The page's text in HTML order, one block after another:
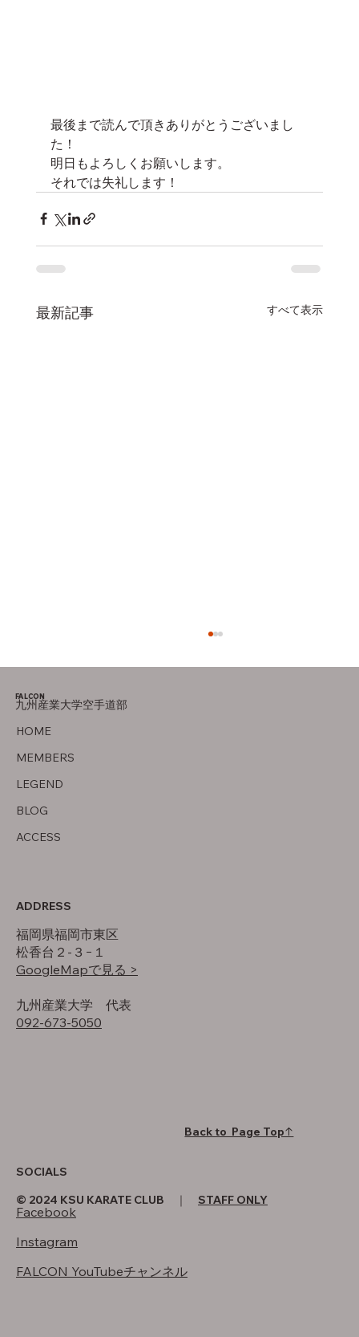
最後まで読んで頂きありがとうございまし
た！
明日もよろしくお願いします。
それでは失礼します！
最新記事 すべて表示
HOME
MEMBERS
LEGEND
BLOG
ACCESS
FALCON
九州産業大学空手道部
ADDRESS
福岡県福岡市東区
松香台２-３−１
GoogleMapで見る >
​九州産業大学 代表
092-673-5050
SOCIALS
Facebook
Instagram
FALCON YouTubeチャンネル
Back to Page Top↑
© 2024 KSU KARATE CLUB ｜ STAFF ONLY